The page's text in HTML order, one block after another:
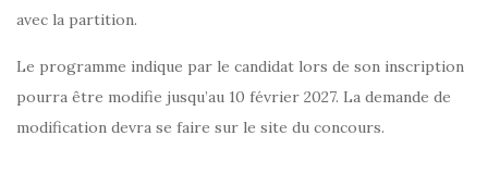
avec la partition.
Le programme indique par le candidat lors de son inscription
pourra être modifie jusqu’au 10 février 2027. La demande de
modification devra se faire sur le site du concours.